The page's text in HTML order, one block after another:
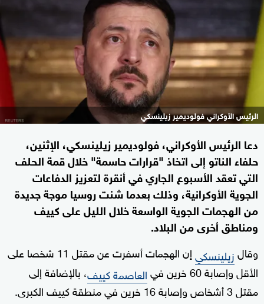
الرئيس الأوكراني ⁠فولوديمير زيلينسكي
دعا الرئيس الأوكراني، فولوديمير زيلينسكي، الإثنين،
حلفاء الناتو إلى اتخاذ "قرارات حاسمة" خلال قمة الحلف
التي تعقد الأسبوع الجاري في أنقرة لتعزيز الدفاعات
الجوية الأوكرانية، وذلك بعدما شنت روسيا موجة جديدة
من الهجمات الجوية الواسعة خلال الليل على كييف
ومناطق أخرى من البلاد.
وقالزيلينسكي
إن الهجمات أسفرت عن مقتل 11 شخصا على
الأقل وإصابة 60 خرين في
العاصمة كييف، بالإضافة إلى
مقتل 3 أشخاص وإصابة 16 خرين في منطقة كييف الكبرى.